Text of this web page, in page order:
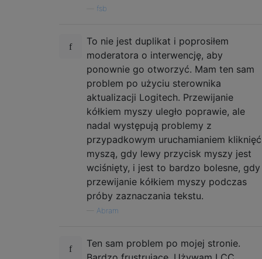
fsb
To nie jest duplikat i poprosiłem
moderatora o interwencję, aby
ponownie go otworzyć. Mam ten sam
problem po użyciu sterownika
aktualizacji Logitech. Przewijanie
kółkiem myszy uległo poprawie, ale
nadal występują problemy z
przypadkowym uruchamianiem kliknięć
myszą, gdy lewy przycisk myszy jest
wciśnięty, i jest to bardzo bolesne, gdy
przewijanie kółkiem myszy podczas
próby zaznaczania tekstu.
Abram
Ten sam problem po mojej stronie.